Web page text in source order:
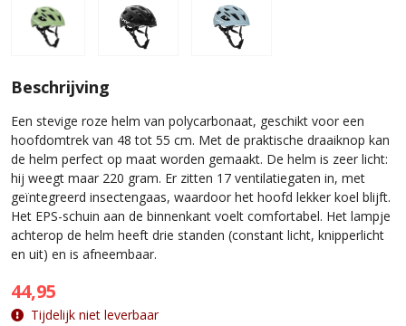
Beschrijving
Een stevige roze helm van polycarbonaat, geschikt voor een
hoofdomtrek van 48 tot 55 cm. Met de praktische draaiknop kan
de helm perfect op maat worden gemaakt. De helm is zeer licht:
hij weegt maar 220 gram. Er zitten 17 ventilatiegaten in, met
geïntegreerd insectengaas, waardoor het hoofd lekker koel blijft.
Het EPS-schuin aan de binnenkant voelt comfortabel. Het lampje
achterop de helm heeft drie standen (constant licht, knipperlicht
en uit) en is afneembaar.
44,95
Tijdelijk niet leverbaar